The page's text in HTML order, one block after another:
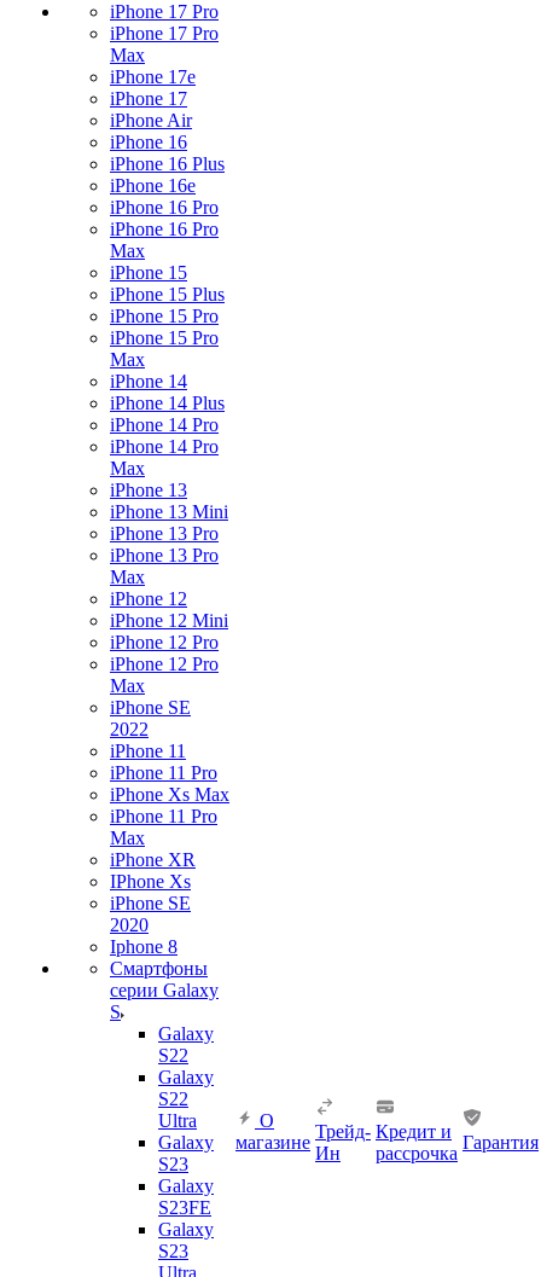
iPhone 17 Pro
iPhone 17 Pro
Max
iPhone 17e
iPhone 17
iPhone Air
iPhone 16
iPhone 16 Plus
iPhone 16e
iPhone 16 Pro
iPhone 16 Pro
Max
iPhone 15
iPhone 15 Plus
iPhone 15 Pro
iPhone 15 Pro
Max
iPhone 14
iPhone 14 Plus
iPhone 14 Pro
iPhone 14 Pro
Max
iPhone 13
iPhone 13 Mini
iPhone 13 Pro
iPhone 13 Pro
Max
iPhone 12
iPhone 12 Mini
iPhone 12 Pro
iPhone 12 Pro
Max
iPhone SE
2022
iPhone 11
iPhone 11 Pro
iPhone Xs Max
iPhone 11 Pro
Max
iPhone XR
IPhone Xs
iPhone SE
2020
Iphone 8
Смартфоны
серии Galaxy
S
Galaxy
S22
Galaxy
S22
Ultra
Galaxy
S23
Galaxy
S23FE
Galaxy
S23
Ultra
О
магазине
Трейд-
Ин
Кредит и
рассрочка
Гарантия